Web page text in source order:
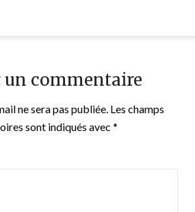
un commentaire
ne sera pas publiée. Les champs
sont indiqués avec *